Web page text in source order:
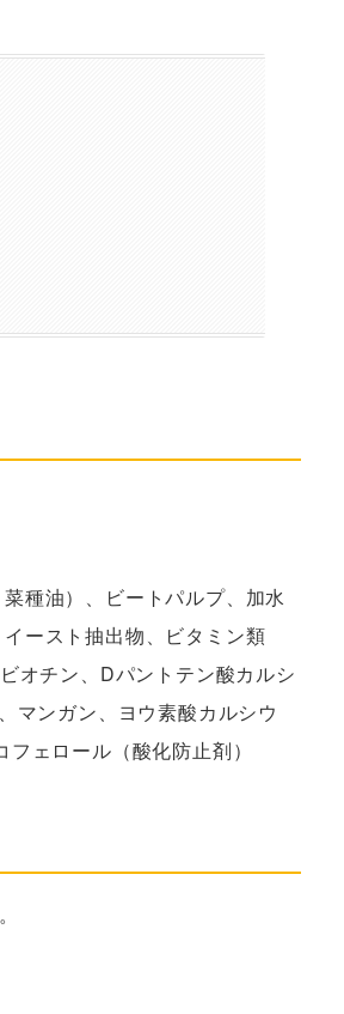
種油）、ビートパルプ、加水
ースト抽出物、ビタミン類
オチン、Dパントテン酸カルシ
マンガン、ヨウ素酸カルシウ
ェロール（酸化防止剤）